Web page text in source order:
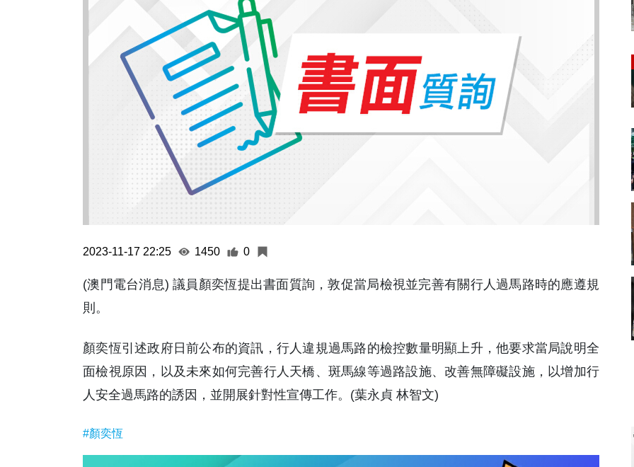
2023-11-17 22:25 1450 0
(澳門電台消息) 議員顏奕恆提出書面質詢，敦促當局檢視並完善有關行人過馬路時的應遵規
則。
顏奕恆引述政府日前公布的資訊，行人違規過馬路的檢控數量明顯上升，他要求當局說明全
面檢視原因，以及未來如何完善行人天橋、斑馬線等過路設施、改善無障礙設施，以增加行
人安全過馬路的誘因，並開展針對性宣傳工作。(葉永貞 林智文)
#顏奕恆